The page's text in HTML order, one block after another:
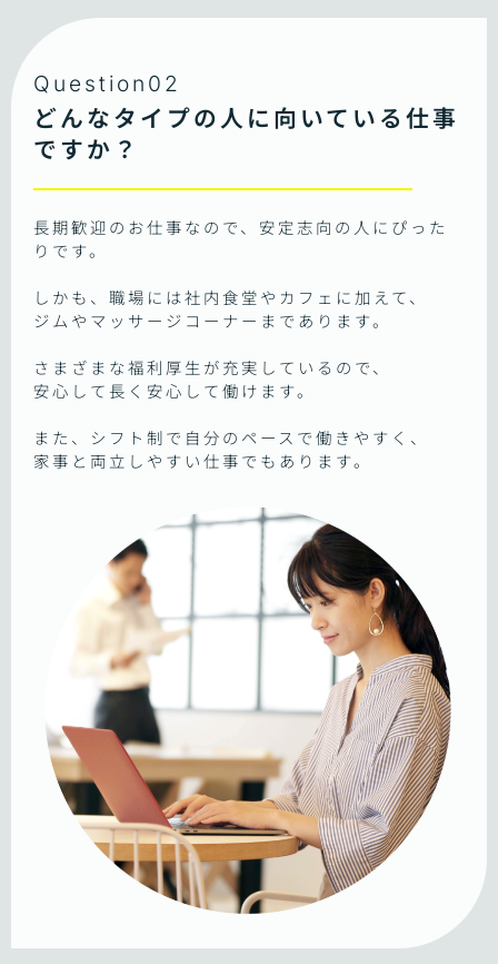
Question02
どんなタイプの人に向いている仕事
ですか？
長期歓迎のお仕事なので、安定志向の人にぴった
りです。
しかも、職場には社内食堂やカフェに加えて、
ジムやマッサージコーナーまであります。
さまざまな福利厚生が充実しているので、
安心して長く安心して働けます。
また、シフト制で自分のペースで働きやすく、
家事と両立しやすい仕事でもあります。